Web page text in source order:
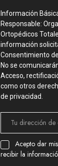
Información
Responsable:
Ortopédicos
información
Consentimiento
No se
Acceso,
como otros
de privacidad.
Acepto dar
recibir la